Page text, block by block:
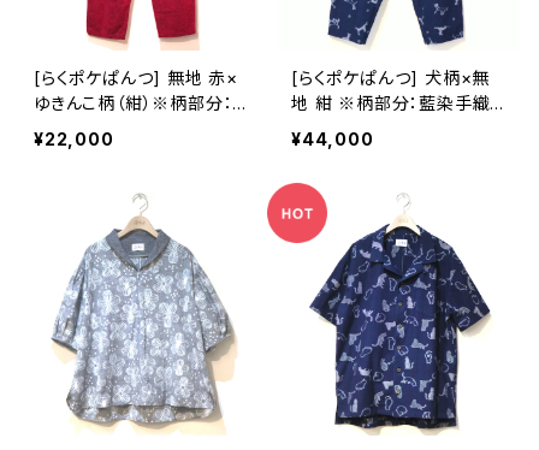
[らくポケぱんつ] 無地 赤×
ゆきんこ柄（紺）※柄部分：
手織り久留米絣使用 池田
絣工房
¥22,000
[らくポケぱんつ] 犬柄×無
地 紺 ※柄部分：藍染手織
り久留米絣使用 池田絣工
¥44,000